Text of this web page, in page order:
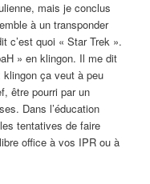
mais je conclus
à un transponder
c’est quoi « Star Trek ».
» en klingon. Il me dit
ça veut à peu
être pourri par un
Dans l’éducation
tentatives de faire
office à vos IPR ou à